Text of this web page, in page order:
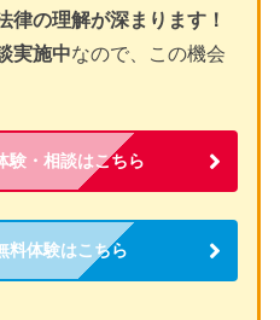
律の理解が深まります！
実施中なので、この機会
験・相談はこちら
料体験はこちら